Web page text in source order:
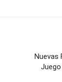
Nuevas